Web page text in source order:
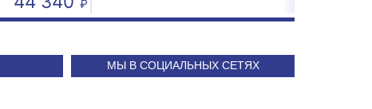
МЫ В СОЦИАЛЬНЫХ СЕТЯХ